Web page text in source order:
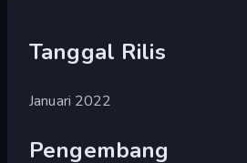
Tanggal Rilis
Januari 2022
Pengembang